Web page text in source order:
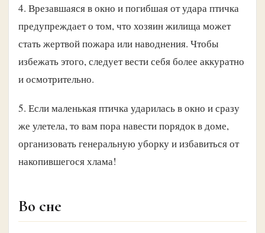
4. Врезавшаяся в окно и погибшая от удара птичка
предупреждает о том, что хозяин жилища может
стать жертвой пожара или наводнения. Чтобы
избежать этого, следует вести себя более аккуратно
и осмотрительно.
5. Если маленькая птичка ударилась в окно и сразу
же улетела, то вам пора навести порядок в доме,
организовать генеральную уборку и избавиться от
накопившегося хлама!
Во сне